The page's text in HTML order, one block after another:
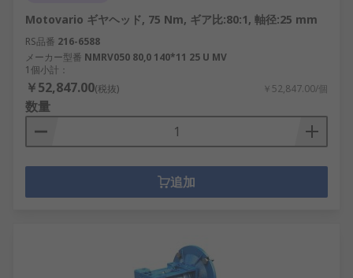
Motovario ギヤヘッド, 75 Nm, ギア比:80:1, 軸径:25 mm
RS品番 216-6588
メーカー型番 NMRV050 80,0 140*11 25 U MV
1個小計：
￥52,847.00(税抜) ￥52,847.00/個
数量
追加